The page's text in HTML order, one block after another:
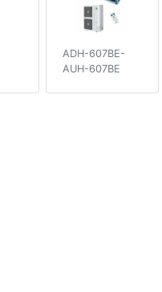
ADH-607BE-
AUH-607BE